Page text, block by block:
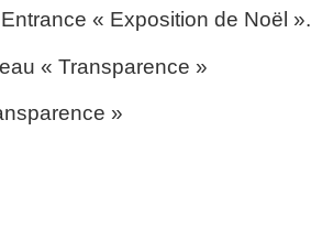
« Exposition de Noël ».
« Transparence »
»